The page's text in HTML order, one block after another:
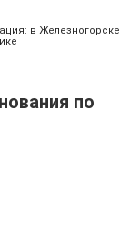
в Железногорске
по